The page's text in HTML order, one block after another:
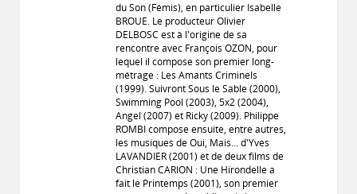
du Son (Fémis), en particulier Isabelle
BROUE. Le producteur Olivier
DELBOSC est à l'origine de sa
rencontre avec François OZON, pour
lequel il compose son premier long-
métrage : Les Amants Criminels
(1999). Suivront Sous le Sable (2000),
Swimming Pool (2003), 5x2 (2004),
Angel (2007) et Ricky (2009). Philippe
ROMBI compose ensuite, entre autres,
les musiques de Oui, Mais... d'Yves
LAVANDIER (2001) et de deux films de
Christian CARION : Une Hirondelle a
fait le Printemps (2001), son premier